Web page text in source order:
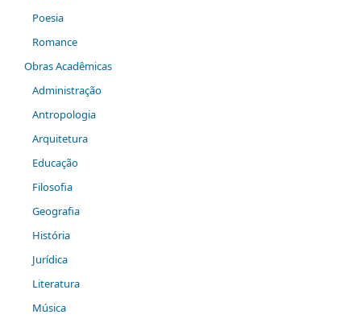
Poesia
Romance
Obras Acadêmicas
Administração
Antropologia
Arquitetura
Educação
Filosofia
Geografia
História
Jurídica
Literatura
Música